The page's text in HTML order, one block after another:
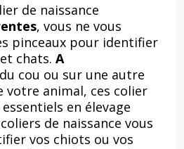
de naissance
, vous ne vous
pinceaux pour identifier
chats. A
cou ou sur une autre
votre animal, ces colier
en élevage
de naissance vous
vos chiots ou vos